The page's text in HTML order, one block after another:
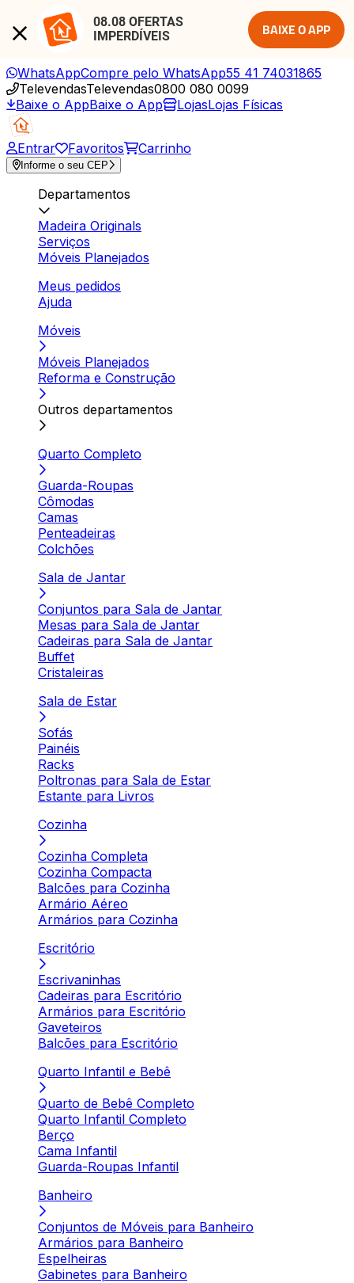
08.08 OFERTAS
IMPERDÍVEIS
BAIXE O APP
WhatsAppCompre pelo WhatsApp55 41 74031865
TelevendasTelevendas0800 080 0099
Baixe o AppBaixe o App LojasLojas Físicas
Entrar Favoritos Carrinho
Informe o seu CEP
Departamentos
Madeira Originals
Serviços
Móveis Planejados
Meus pedidos
Ajuda
Móveis
Móveis Planejados
Reforma e Construção
Outros departamentos
Quarto Completo
Guarda-Roupas
Cômodas
Camas
Penteadeiras
Colchões
Sala de Jantar
Conjuntos para Sala de Jantar
Mesas para Sala de Jantar
Cadeiras para Sala de Jantar
Buffet
Cristaleiras
Sala de Estar
Sofás
Painéis
Racks
Poltronas para Sala de Estar
Estante para Livros
Cozinha
Cozinha Completa
Cozinha Compacta
Balcões para Cozinha
Armário Aéreo
Armários para Cozinha
Escritório
Escrivaninhas
Cadeiras para Escritório
Armários para Escritório
Gaveteiros
Balcões para Escritório
Quarto Infantil e Bebê
Quarto de Bebê Completo
Quarto Infantil Completo
Berço
Cama Infantil
Guarda-Roupas Infantil
Banheiro
Conjuntos de Móveis para Banheiro
Armários para Banheiro
Espelheiras
Gabinetes para Banheiro